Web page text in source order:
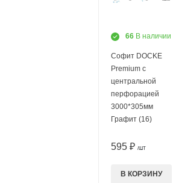
66 В наличии
Софит DOCKE
Premium с
центральной
перфорацией
3000*305мм
Графит (16)
595 ₽ /ШТ
В КОРЗИНУ